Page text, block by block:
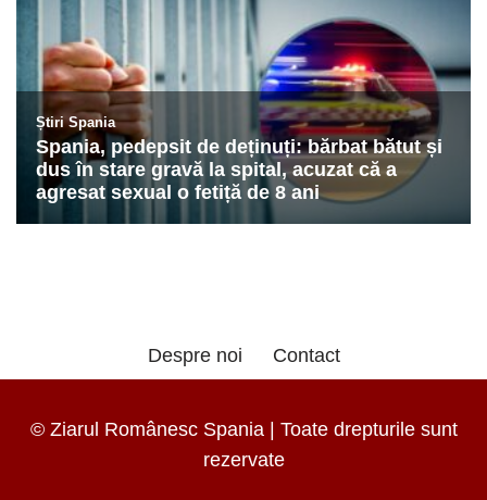
Despre noi Contact
© Ziarul Românesc Spania | Toate drepturile sunt
rezervate